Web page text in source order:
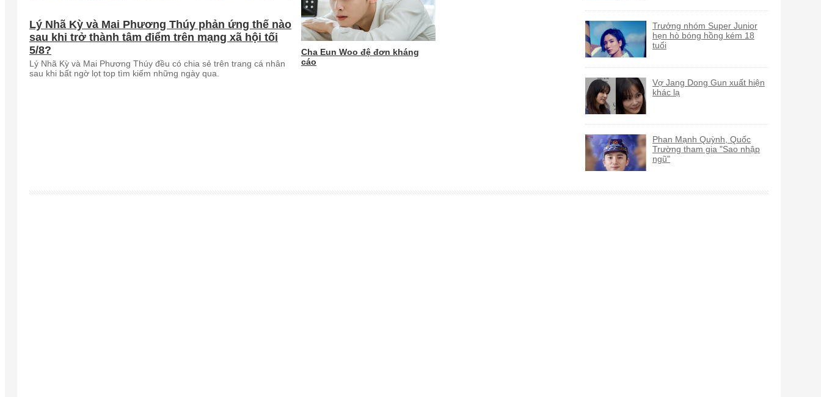
Lý Nhã Kỳ và Mai Phương Thúy phản ứng thế nào
sau khi trở thành tâm điểm trên mạng xã hội tối
5/8?
Lý Nhã Kỳ và Mai Phương Thúy đều có chia sẻ trên trang cá nhân
sau khi bất ngờ lọt top tìm kiếm những ngày qua.
Cha Eun Woo đệ đơn kháng
cáo
Trưởng nhóm Super Junior
hẹn hò bóng hồng kém 18
tuổi
Vợ Jang Dong Gun xuất hiện
khác lạ
Phan Mạnh Quỳnh, Quốc
Trường tham gia "Sao nhập
ngũ"